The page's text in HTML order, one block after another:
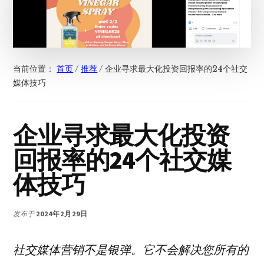
当前位置：首页/ 推荐/ 企业寻求最大化投资回报率的24个社交
媒体技巧
企业寻求最大化投资
回报率的24个社交媒
体技巧
发布于 2024年2月29日
社交媒体营销不是银弹。它不会解决您所有的